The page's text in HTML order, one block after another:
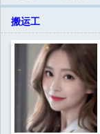
搬运工